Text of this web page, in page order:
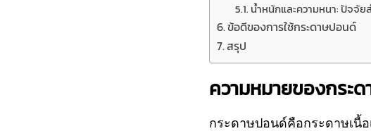
น้ำหนักและความหนา: ปัจจั
ข้อดีของการใช้กระดาษปอนด์
สรุป
ความหมายของกระ
กระดาษปอนด์คือกระดาษเนื้